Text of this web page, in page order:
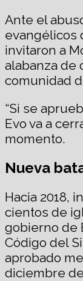
Ante el
evangélicos
invitaron a
alabanza de
comunidad
“Si se
Evo va a
momento.
Nueva
Hacia 2018,
cientos de
gobierno de
Código del
aprobado
diciembre de